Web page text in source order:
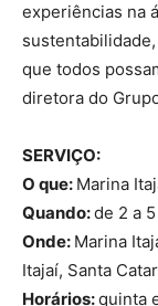
experiências na
que todos
diretora do
SERVIÇO:
O que: Marina
Quando:de 2 a
Onde: Marina
Itajaí, Santa
Horários:quinta